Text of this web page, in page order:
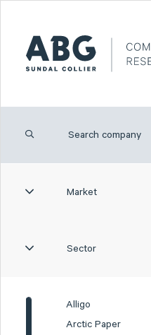
Market
Sector
Alligo
Arctic Paper